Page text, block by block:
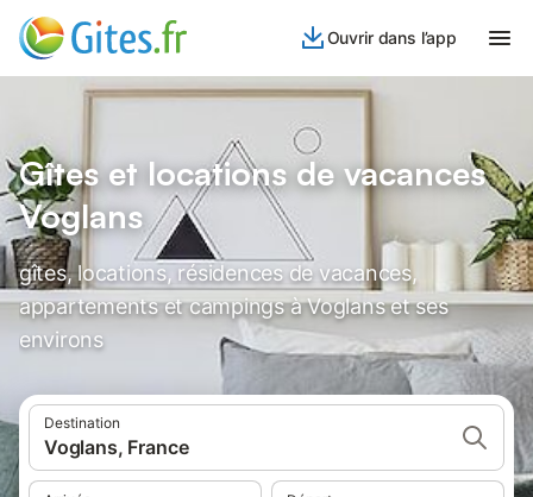
Ouvrir dans l’app
Gîtes et locations de vacances
Voglans
gîtes, locations, résidences de vacances,
appartements et campings à Voglans et ses
environs
Destination
Voglans, France